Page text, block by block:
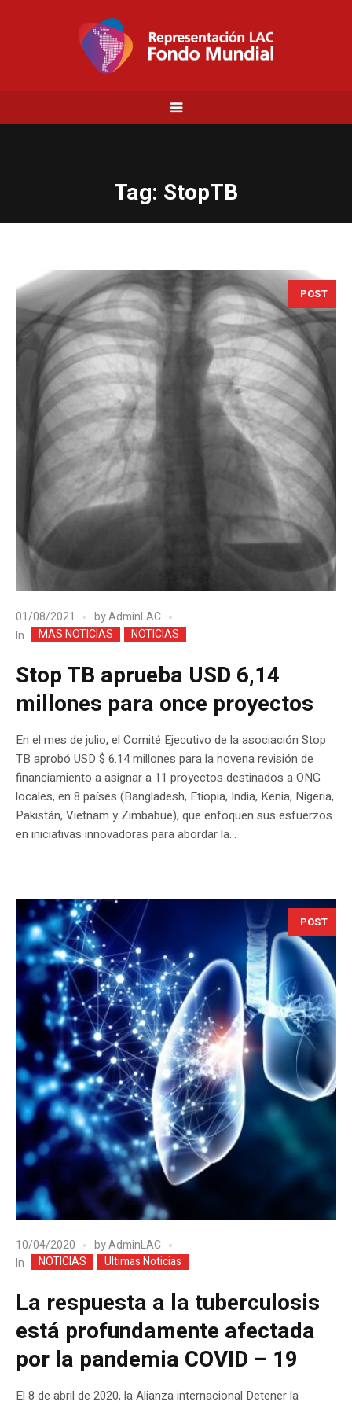
Tag: StopTB
POST
01/08/2021 byAdminLAC
In
MAS NOTICIAS NOTICIAS
Stop TB aprueba USD 6,14
millones para once proyectos
En el mes de julio, el Comité Ejecutivo de la asociación Stop
TB aprobó USD $ 6.14 millones para la novena revisión de
financiamiento a asignar a 11 proyectos destinados a ONG
locales, en 8 países (Bangladesh, Etiopia, India, Kenia, Nigeria,
Pakistán, Vietnam y Zimbabue), que enfoquen sus esfuerzos
en iniciativas innovadoras para abordar la...
POST
10/04/2020 byAdminLAC
In
NOTICIAS Ultimas Noticias
La respuesta a la tuberculosis
está profundamente afectada
por la pandemia COVID – 19
El 8 de abril de 2020, la Alianza internacional Detener la